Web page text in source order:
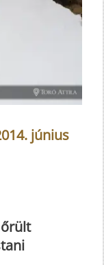
június